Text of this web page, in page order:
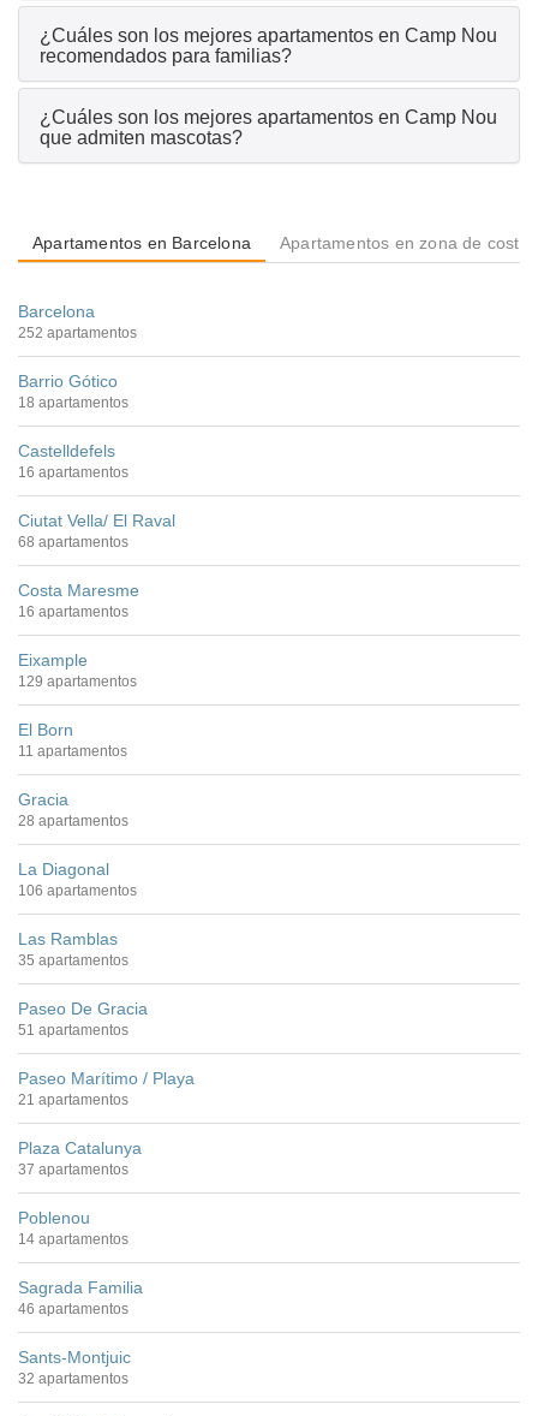
¿Cuáles son los mejores apartamentos en Camp Nou
recomendados para familias?
¿Cuáles son los mejores apartamentos en Camp Nou
que admiten mascotas?
Apartamentos en Barcelona Apartamentos en zona de costa
Barcelona
252 apartamentos
Barrio Gótico
18 apartamentos
Castelldefels
16 apartamentos
Ciutat Vella/ El Raval
68 apartamentos
Costa Maresme
16 apartamentos
Eixample
129 apartamentos
El Born
11 apartamentos
Gracia
28 apartamentos
La Diagonal
106 apartamentos
Las Ramblas
35 apartamentos
Paseo De Gracia
51 apartamentos
Paseo Marítimo / Playa
21 apartamentos
Plaza Catalunya
37 apartamentos
Poblenou
14 apartamentos
Sagrada Familia
46 apartamentos
Sants-Montjuic
32 apartamentos